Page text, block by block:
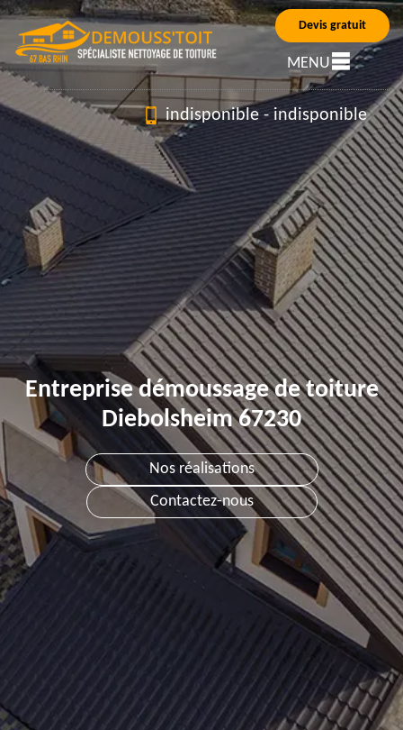
Devis gratuit
MENU
indisponible -indisponible
Entreprise démoussage de toiture
Diebolsheim 67230
Nos réalisations
Contactez-nous